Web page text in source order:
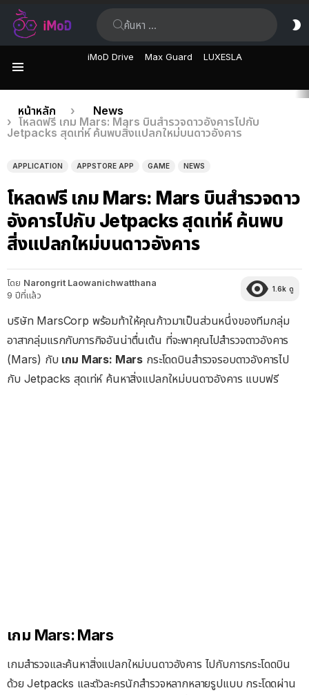
iMoD Drive Max Guard LUXESLA
เรื่อง
ล่าสุด
คุณอยู่ที่นี่:
หน้าหลัก
News
โหลดฟรี เกม Mars: Mars บินสำรวจดาวอังคารไปกับ
Jetpacks สุดเท่ห์ ค้นพบสิ่งแปลกใหม่บนดาวอังคาร
APPLICATION APPSTORE APP GAME NEWS
โหลดฟรี เกม Mars: Mars บินสำรวจดาว
อังคารไปกับ Jetpacks สุดเท่ห์ ค้นพบ
สิ่งแปลกใหม่บนดาวอังคาร
โดย Narongrit Laowanichwatthana
9 ปีที่แล้ว
1.6k ดู
บริษัท MarsCorp พร้อมท้าให้คุณก้าวมาเป็นส่วนหนึ่งของทีมกลุ่ม
อาสากลุ่มแรกกับภารกิจอันน่าตื่นเต้น ที่จะพาคุณไปสำรวจดาวอังคาร
(Mars) กับ เกม Mars: Mars กระโดดบินสำรวจรอบดาวอังคารไป
กับ Jetpacks สุดเท่ห์ ค้นหาสิ่งแปลกใหม่บนดาวอังคาร แบบฟรี
เกม Mars: Mars
เกมสำรวจและค้นหาสิ่งแปลกใหม่บนดาวอังคาร ไปกับการกระโดดบิน
ด้วย Jetpacks และตัวละครนักสำรวจหลากหลายรูปแบบ กระโดดผ่าน